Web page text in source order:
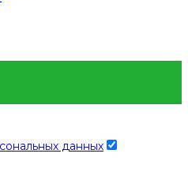
данных